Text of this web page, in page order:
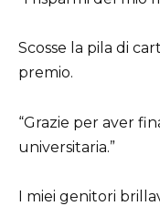
Scosse la pila di
premio.
“Grazie per aver
universitaria.”
I miei genitori